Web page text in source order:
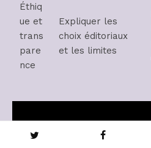
Éthiq
ue et
trans
pare
nce
Expliquer les
choix éditoriaux
et les limites